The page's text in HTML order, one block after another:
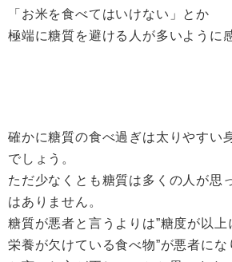
「お米を食べてはいけない」とか
極端に糖質を避ける人が多いように
確かに糖質の食べ過ぎは太りやすい
でしょう。
ただ少なくとも糖質は多くの人が思
はありません。
糖質が悪者と言うよりは”糖度が以
栄養が欠けている食べ物”が悪者にな